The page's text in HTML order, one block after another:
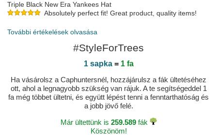
Triple Black New Era Yankees Hat
Absolutely perfect fit! Great product, quality items!
Közzétéve: 2023-05-20 által Alexa
További értékelések olvasása
#StyleForTrees
1 sapka= 1 fa
Ha vásárolsz a Caphuntersnél, hozzájárulsz a fák ültetéséhez
ott, ahol a legnagyobb szükség van rájuk. A te segítségeddel 1
fa még többet ültetni, és együtt lépést tenni a fenntarthatóság és
a jobb jövő felé.
Már ültettünk is 259.589fák
Köszönöm!